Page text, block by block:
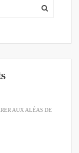
AUX ALÉAS DE